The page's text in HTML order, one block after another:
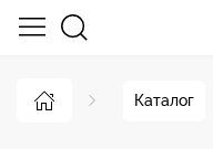
Каталог